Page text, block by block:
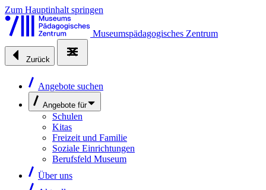
Zum Hauptinhalt springen
Museumspädagogisches Zentrum
Zurück
Angebote suchen
Angebote für
Schulen
Kitas
Freizeit und Familie
Soziale Einrichtungen
Berufsfeld Museum
Über uns